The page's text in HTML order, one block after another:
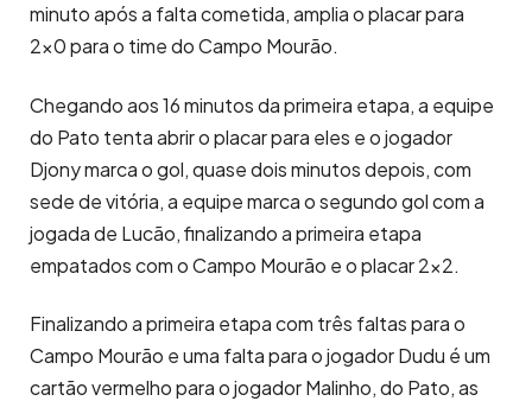
minuto após a falta cometida, amplia o placar para
2×0 para o time do Campo Mourão.
Chegando aos 16 minutos da primeira etapa, a equipe
do Pato tenta abrir o placar para eles e o jogador
Djony marca o gol, quase dois minutos depois, com
sede de vitória, a equipe marca o segundo gol com a
jogada de Lucão, finalizando a primeira etapa
empatados com o Campo Mourão e o placar 2×2.
Finalizando a primeira etapa com três faltas para o
Campo Mourão e uma falta para o jogador Dudu é um
cartão vermelho para o jogador Malinho, do Pato, as